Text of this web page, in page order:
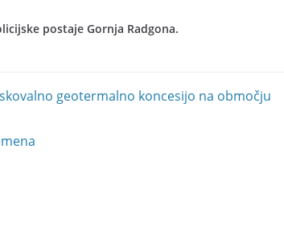
postaje Gornja Radgona.
geotermalno koncesijo na območju